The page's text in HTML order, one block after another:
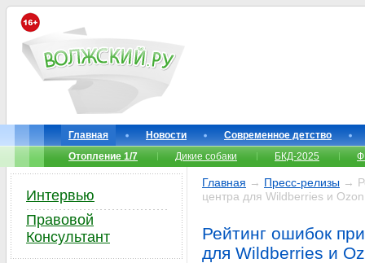
Главная Новости
Современное детство
Отопление 1/7
Дикие собаки БКД-2025
Главная → Пресс-релизы →
центра для Wildberries и Ozon
Рейтинг ошибок
для Wildberries и
Интервью
Правовой
Консультант